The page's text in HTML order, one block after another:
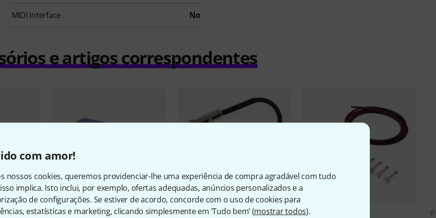
com amor!
nossos cookies, queremos providenciar-lhe uma experiência de compra agradável com tudo
implica. Isto inclui, por exemplo, ofertas adequadas, anúncios personalizados e a
de configurações. Se estiver de acordo, concorde com o uso de cookies para
estatísticas e marketing, clicando simplesmente em ‘Tudo bem’ (mostrar todos).
MIDI Interface No
e artigos correspondentes
4429
6232